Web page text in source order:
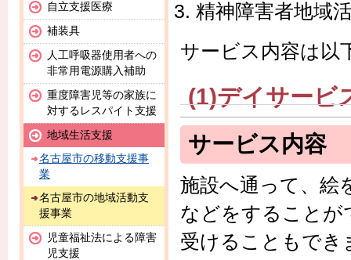
精神障害者地域
サービス内容は以
(1)デイサービ
サービス内容
施設へ通って、絵
などをすることが
受けることもでき
自立支援医療
補装具
人工呼吸器使用者への
非常用電源購入補助
重度障害児等の家族に
対するレスパイト支援
地域生活支援
名古屋市の移動支援事
業
名古屋市の地域活動支
援事業
児童福祉法による障害
児支援